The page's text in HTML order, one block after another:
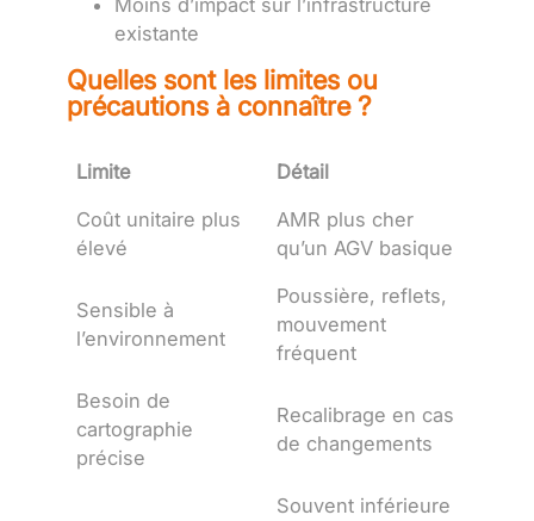
existante
Quelles sont les limites ou
précautions à connaître ?
Limite
Détail
Coût unitaire plus
élevé
AMR plus cher
qu’un AGV basique
Sensible à
l’environnement
Poussière, reflets,
mouvement
fréquent
Besoin de
cartographie
précise
Recalibrage en cas
de changements
Souvent inférieure